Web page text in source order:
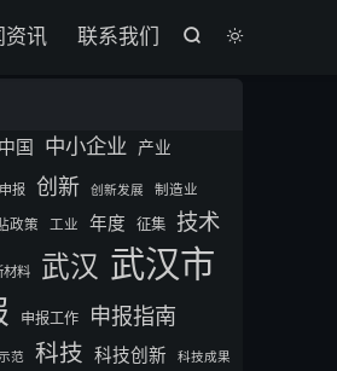


资讯 联系我们
中国 中小企业 产业
报 创新 创新发展 制造业
政策 工业 年度 征集 技术
材料 武汉 武汉市
申报工作 申报指南
范 科技 科技创新 科技成果